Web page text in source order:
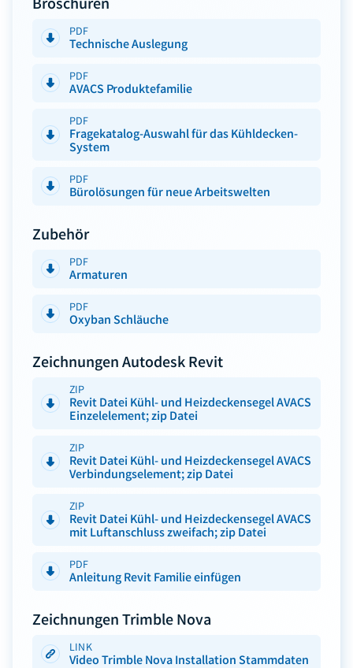
PDF
Technische Auslegung
PDF
AVACS Produktefamilie
PDF
Fragekatalog-Auswahl für das Kühldecken-
System
PDF
Bürolösungen für neue Arbeitswelten
Zubehör
PDF
Armaturen
PDF
Oxyban Schläuche
Zeichnungen Autodesk Revit
ZIP
Revit Datei Kühl- und Heizdeckensegel AVACS
Einzelelement; zip Datei
ZIP
Revit Datei Kühl- und Heizdeckensegel AVACS
Verbindungselement; zip Datei
ZIP
Revit Datei Kühl- und Heizdeckensegel AVACS
mit Luftanschluss zweifach; zip Datei
PDF
Anleitung Revit Familie einfügen
Zeichnungen Trimble Nova
LINK
Video Trimble Nova Installation Stammdaten